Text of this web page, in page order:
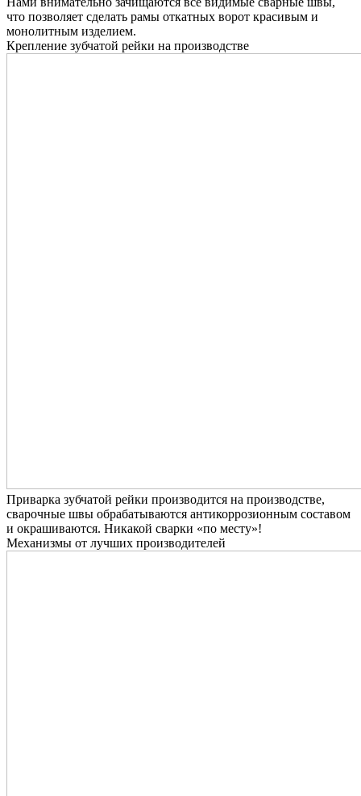
что позволяет сделать рамы откатных ворот красивым и
монолитным изделием.
Крепление зубчатой рейки на производстве
Приварка зубчатой рейки производится на производстве,
сварочные швы обрабатываются антикоррозионным составом
и окрашиваются. Никакой сварки «по месту»!
Механизмы от лучших производителей